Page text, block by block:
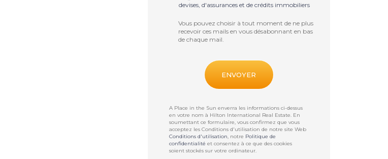
devises, d'assurances et de crédits immobiliers
Vous pouvez choisir à tout moment de ne plus
recevoir ces mails en vous désabonnant en bas
de chaque mail.
A Place in the Sun enverra les informations ci-dessus
en votre nom à Hilton International Real Estate. En
soumettant ce formulaire, vous confirmez que vous
acceptez les Conditions d'utilisation de notre site Web
Conditions d'utilisation, notre Politique de
confidentialité et consentez à ce que des cookies
soient stockés sur votre ordinateur.